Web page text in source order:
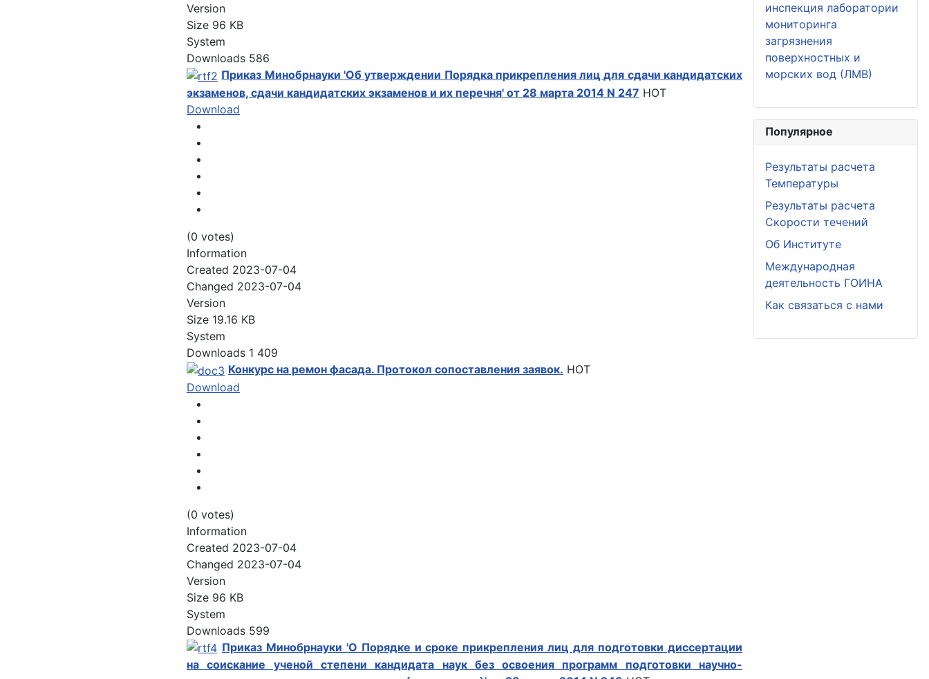
Version
Size 96 KB
System
Downloads 586
Приказ Минобрнауки 'Об утверждении Порядка прикрепления лиц для сдачи кандидатских
экзаменов, сдачи кандидатских экзаменов и их перечня' от 28 марта 2014 N 247 HOT
Download
(0 votes)
Information
Created 2023-07-04
Changed 2023-07-04
Version
Size 19.16 KB
System
Downloads 1 409
Конкурс на ремон фасада. Протокол сопоставления заявок. HOT
Download
(0 votes)
Information
Created 2023-07-04
Changed 2023-07-04
Version
Size 96 KB
System
Downloads 599
Приказ Минобрнауки 'О Порядке и сроке прикрепления лиц для подготовки диссертации
на соискание ученой степени кандидата наук без освоения программ подготовки научно-
инспекция лаборатории
мониторинга
загрязнения
поверхностных и
морских вод (ЛМВ)
Популярное
Результаты расчета
Температуры
Результаты расчета
Скорости течений
Об Институте
Международная
деятельность ГОИНА
Как связаться с нами